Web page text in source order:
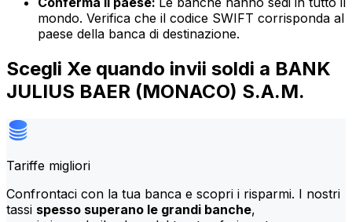
mondo. Verifica che il codice SWIFT corrisponda al
paese della banca di destinazione.
Scegli Xe quando invii soldi a BANK
JULIUS BAER (MONACO) S.A.M.
Tariffe migliori
Confrontaci con la tua banca e scopri i risparmi. I nostri
tassi spesso superano le grandi banche,